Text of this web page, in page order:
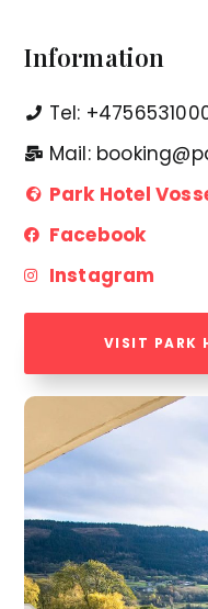
Information
Tel:
Mail:
Park Hotel
Facebook
Instagram
VISIT PARK